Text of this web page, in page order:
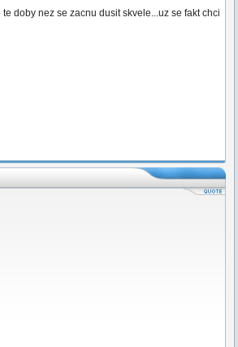
doby nez se zacnu dusit skvele...uz se fakt chci